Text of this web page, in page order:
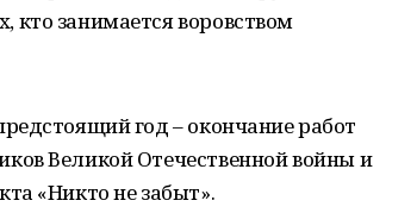
занимается воровством
год – окончание работ
Великой Отечественной войны и
«Никто не забыт».